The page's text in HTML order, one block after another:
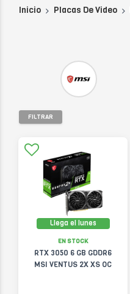
Inicio Placas De Video
FILTRAR
Llega el lunes
EN STOCK
RTX 3050 6 GB GDDR6
MSI VENTUS 2X XS OC